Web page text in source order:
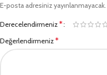
E-posta adresiniz yayınlanmayacak.
Derecelendirmeniz*
Değerlendirmeniz*